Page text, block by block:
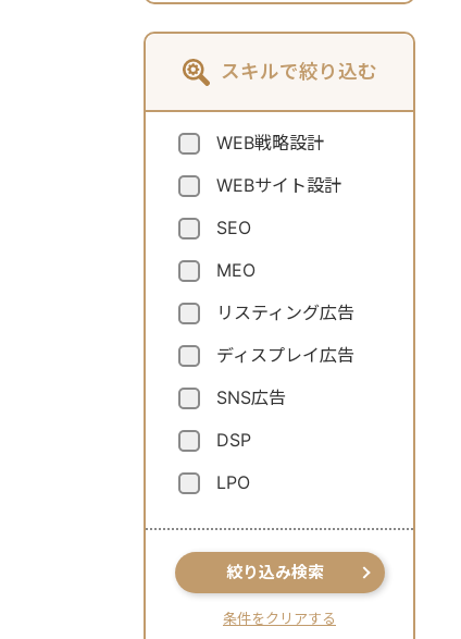
スキルで絞り込む
WEB戦略設計
WEBサイト設計
SEO
MEO
リスティング広告
ディスプレイ広告
SNS広告
DSP
LPO
絞り込み検索
条件をクリアする